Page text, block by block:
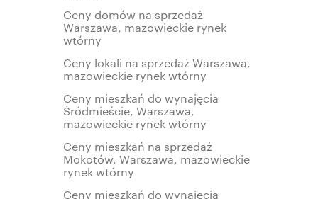
Ceny domów na sprzedaż
Warszawa, mazowieckie rynek
wtórny
Ceny lokali na sprzedaż Warszawa,
mazowieckie rynek wtórny
Ceny mieszkań do wynajęcia
Śródmieście, Warszawa,
mazowieckie rynek wtórny
Ceny mieszkań na sprzedaż
Mokotów, Warszawa, mazowieckie
rynek wtórny
Ceny mieszkań do wynajęcia